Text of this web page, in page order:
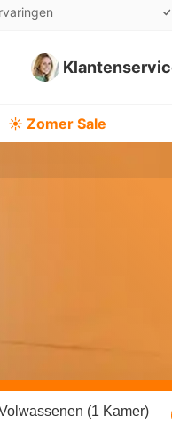
☀️ Zomer Sale
(1 Kamer)